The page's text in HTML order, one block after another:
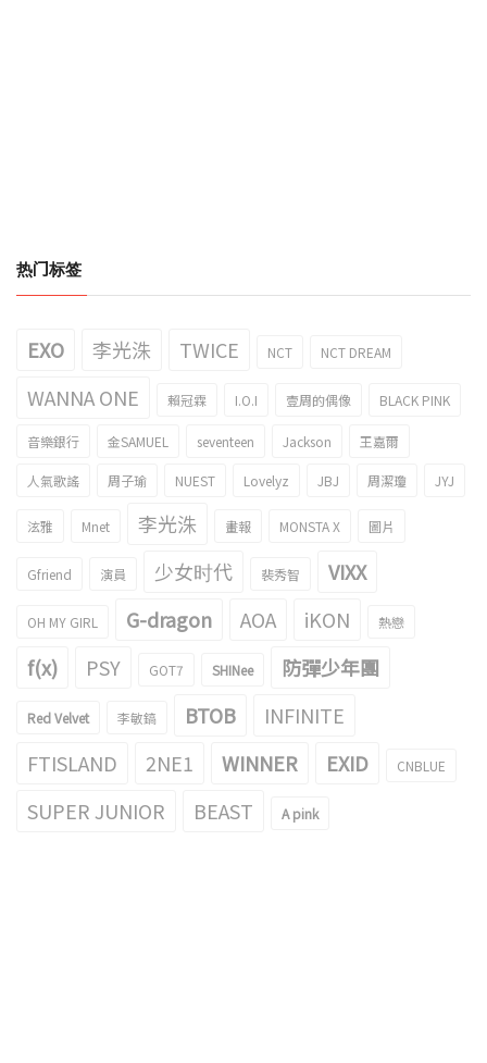
热门标签
EXO 李光洙 TWICE NCT NCT DREAM
WANNA ONE 賴冠霖 I.O.I 壹周的偶像 BLACK PINK
音樂銀行 金SAMUEL seventeen Jackson 王嘉爾
人氣歌謠 周子瑜 NUEST Lovelyz JBJ 周潔瓊 JYJ
泫雅 Mnet 李光洙 畫報 MONSTA X 圖片
Gfriend 演員 少女时代 裴秀智 VIXX
OH MY GIRL G-dragon AOA iKON 熱戀
f(x) PSY GOT7 SHINee 防彈少年團
Red Velvet 李敏鎬 BTOB
INFINITE
FTISLAND
2NE1 WINNER EXID CNBLUE
SUPER JUNIOR BEAST A pink